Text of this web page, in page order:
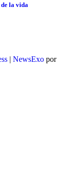
la vida
| NewsExo por